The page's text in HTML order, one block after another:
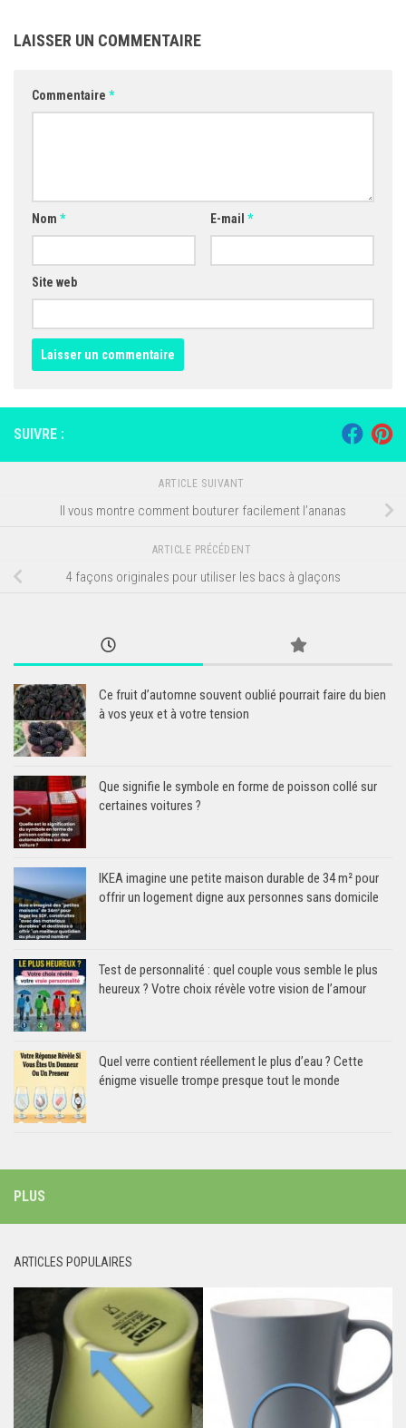
LAISSER UN COMMENTAIRE
Commentaire *
Nom * E-mail *
Site web
SUIVRE :
ARTICLE SUIVANT
Il vous montre comment bouturer facilement l’ananas
ARTICLE PRÉCÉDENT
4 façons originales pour utiliser les bacs à glaçons
Ce fruit d’automne souvent oublié pourrait faire du bien
à vos yeux et à votre tension
Que signifie le symbole en forme de poisson collé sur
certaines voitures ?
IKEA imagine une petite maison durable de 34 m² pour
offrir un logement digne aux personnes sans domicile
Test de personnalité : quel couple vous semble le plus
heureux ? Votre choix révèle votre vision de l’amour
Quel verre contient réellement le plus d’eau ? Cette
énigme visuelle trompe presque tout le monde
PLUS
ARTICLES POPULAIRES